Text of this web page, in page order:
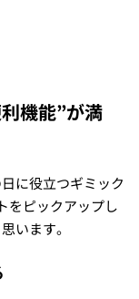
機能”が満
に役立つギミック
をピックアップし
います。